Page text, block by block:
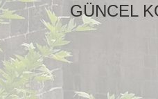
GÜNCEL